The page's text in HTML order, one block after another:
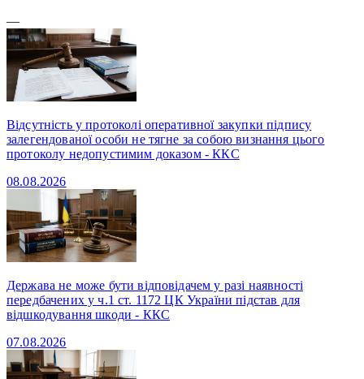
—
Відсутність у протоколі оперативної закупки підпису
залегендованої особи не тягне за собою визнання цього
протоколу недопустимим доказом - ККС
08.08.2026
Держава не може бути відповідачем у разі наявності
передбачених у ч.1 ст. 1172 ЦК України підстав для
відшкодування шкоди - ККС
07.08.2026